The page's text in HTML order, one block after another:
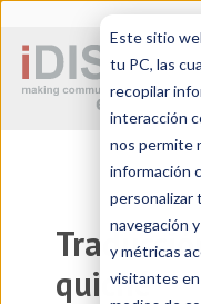
Este sitio
tu PC, las
recopilar
interacción
nos permite
información
personalizar
navegación
y métricas
visitantes
quiché